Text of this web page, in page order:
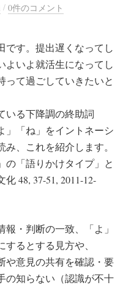
/ 0件のコメント
す。提出遅くなってし
よいよ就活生になってし
って過ごしていきたいと
いる下降調の終助詞
」「ね」をイントネーシ
、これを紹介します。
の「語りかけタイプ」と
48, 37-51, 2011-12-
・判断の一致、「よ」
るとする見方や、
や意見の共有を確認・要
の知らない（認識が不十